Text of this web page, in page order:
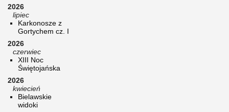
2026
lipiec
Karkonosze z
Gortychem cz. I
2026
czerwiec
XIII Noc
Świętojańska
2026
kwiecień
Bielawskie
widoki